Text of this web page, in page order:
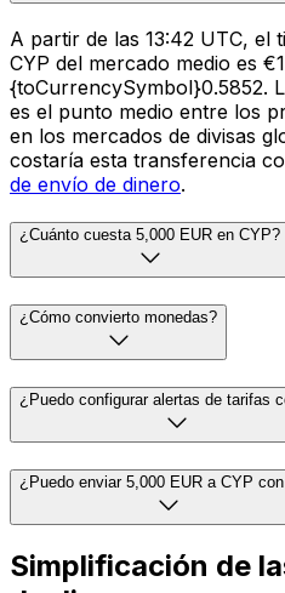
A partir de las 13:42 UTC, el
CYP del mercado medio es
{toCurrencySymbol}0.5852.
es el punto medio entre los
en los mercados de divisas
costaría esta transferencia
de envío de dinero.
¿Cuánto cuesta 5,000 EUR en CYP?
¿Cómo convierto monedas?
¿Puedo configurar alertas de tarifas
¿Puedo enviar 5,000 EUR a CYP
Simplificación de